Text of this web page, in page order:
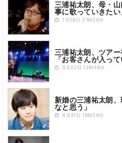
三浦祐太朗、母・
事に歌っていきたい
1月28日 21時26分
三浦祐太朗、ツア
「お客さんが入って
9月22日 12時38分
新婚の三浦祐太朗
なと思う」
8月31日 18時29分